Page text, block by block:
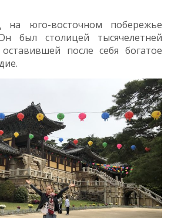
юго-восточном побережье
был столицей тысячелетней
после себя богатое